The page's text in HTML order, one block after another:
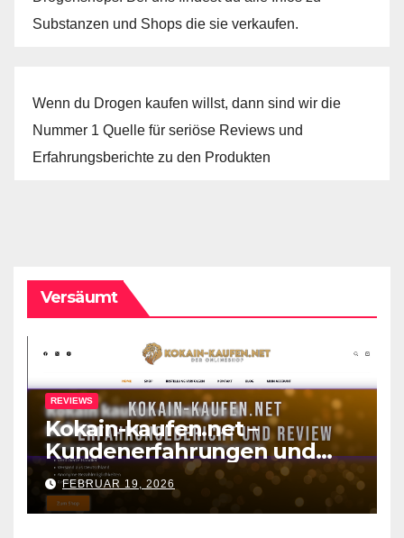
Substanzen und Shops die sie verkaufen.
Wenn du Drogen kaufen willst, dann sind wir die
Nummer 1 Quelle für seriöse Reviews und
Erfahrungsberichte zu den Produkten
Versäumt
REVIEWS
Kokain-kaufen.net –
Kundenerfahrungen und
Review zum Shop
FEBRUAR 19, 2026